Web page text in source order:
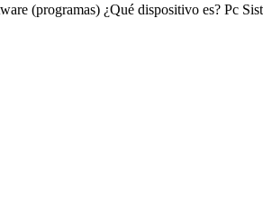
(programas) ¿Qué dispositivo es? Pc